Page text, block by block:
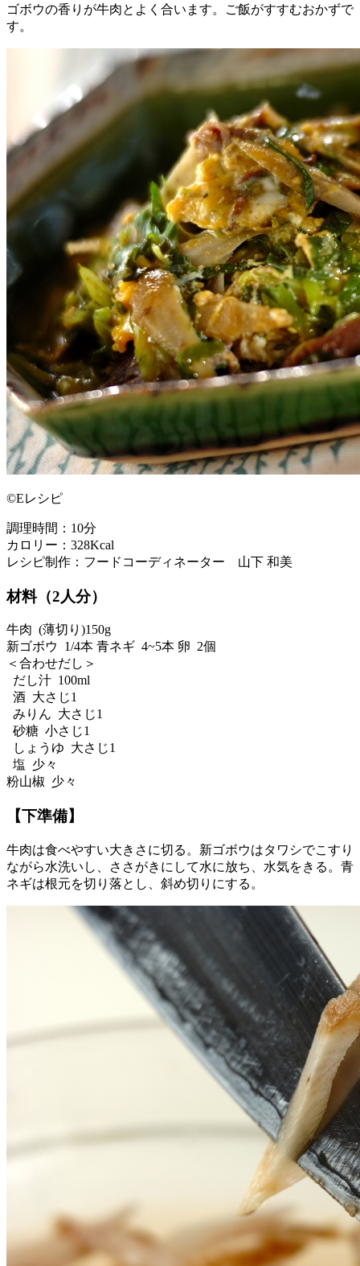
ゴボウの香りが牛肉とよく合います。ご飯がすすむおかずで
す。
©Eレシピ
調理時間：10分
カロリー：328Kcal
レシピ制作：フードコーディネーター 山下 和美
材料（2人分）
牛肉 (薄切り)150g
新ゴボウ 1/4本 青ネギ 4~5本 卵 2個
＜合わせだし＞
だし汁 100ml
酒 大さじ1
みりん 大さじ1
砂糖 小さじ1
しょうゆ 大さじ1
塩 少々
粉山椒 少々
【下準備】
牛肉は食べやすい大きさに切る。新ゴボウはタワシでこすり
ながら水洗いし、ささがきにして水に放ち、水気をきる。青
ネギは根元を切り落とし、斜め切りにする。